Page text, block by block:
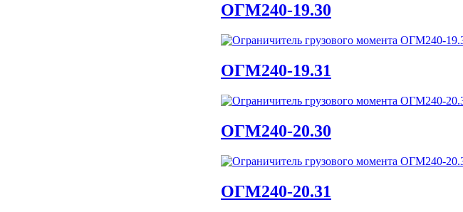
ОГМ240-19.30
ОГМ240-19.31
ОГМ240-20.30
ОГМ240-20.31